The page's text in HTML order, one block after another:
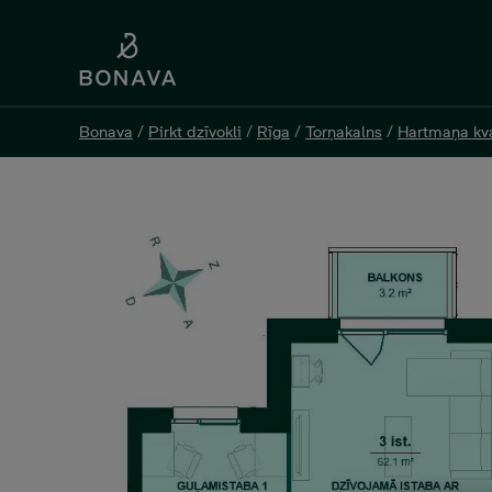
Bonava / Pirkt dzīvokli / Rīga / Torņakalns / Hartmaņa
Bonava / Pirkt dzīvokli / Rīga / Torņakalns / Hartmaņa